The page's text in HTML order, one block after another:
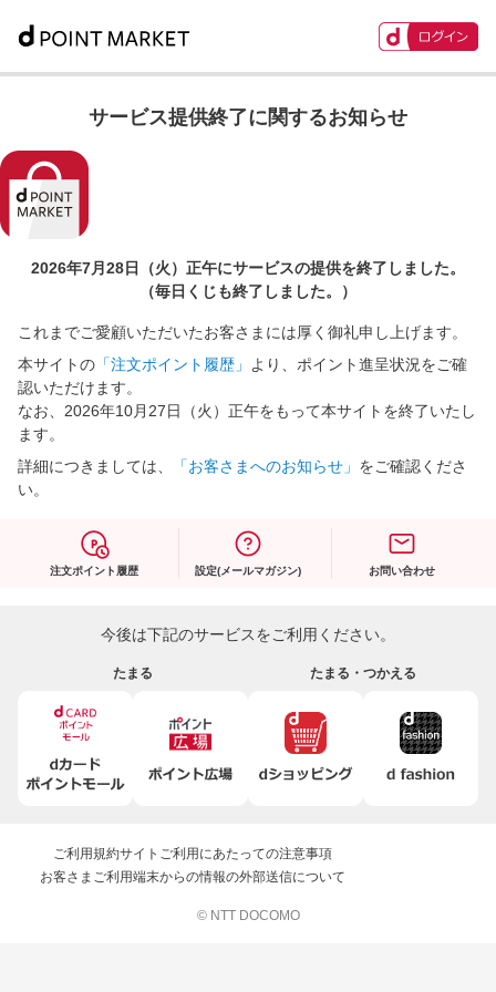
サービス提供終了に関するお知らせ
2026年7月28日（火）正午にサービスの提供を終了しました。
（毎日くじも終了しました。）
これまでご愛顧いただいたお客さまには厚く御礼申し上げます。
本サイトの 「注文ポイント履歴」
より、ポイント進呈状況をご確
認いただけます。
なお、2026年10月27日（火）正午をもって本サイトを終了いたし
ます。
詳細につきましては、
「お客さまへのお知らせ」 をご確認くださ
い。
注文ポイント履歴 設定(メールマガジン) お問い合わせ
今後は下記のサービスをご利用ください。
たまる たまる・つかえる
ご利用規約サイトご利用にあたっての注意事項
お客さまご利用端末からの情報の外部送信について
© NTT DOCOMO